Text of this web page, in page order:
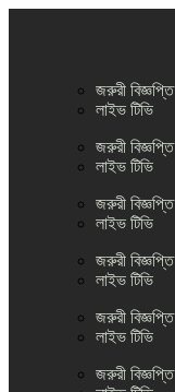
জরুরী বিজ্ঞপ্তি
লাইভ টিভি
জরুরী বিজ্ঞপ্তি
লাইভ টিভি
জরুরী বিজ্ঞপ্তি
লাইভ টিভি
জরুরী বিজ্ঞপ্তি
লাইভ টিভি
জরুরী বিজ্ঞপ্তি
লাইভ টিভি
জরুরী বিজ্ঞপ্তি